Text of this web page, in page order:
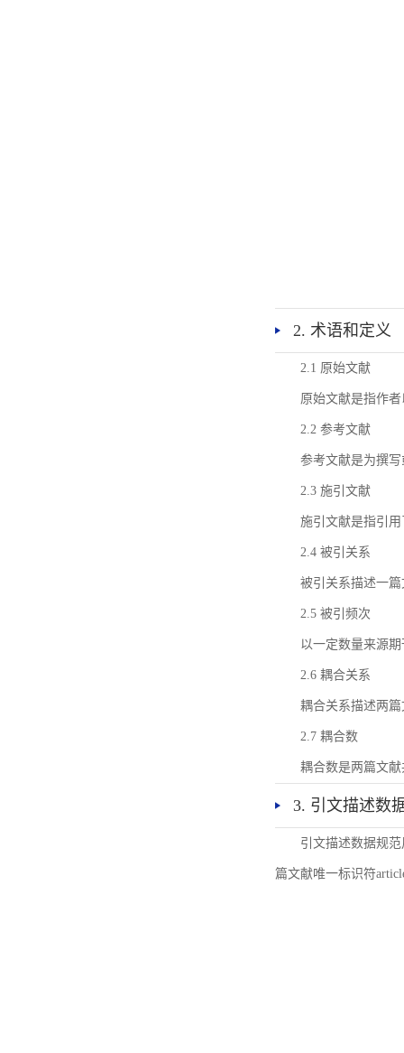
2. 术语和定义
2.1 原始文献
原始文献是指作
2.2 参考文献
参考文献是为撰
2.3 施引文献
施引文献是指引
2.4 被引关系
被引关系描述一
2.5 被引频次
以一定数量来源
2.6 耦合关系
耦合关系描述两
2.7 耦合数
耦合数是两篇文
3. 引文描述数
引文描述数据规
篇文献唯一标识符